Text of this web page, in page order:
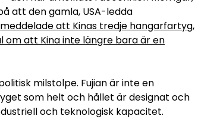
att den gamla, USA-ledda
att Kinas tredje hangarfartyg,
om att Kina inte längre bara är en
milstolpe. Fujian är inte en
som helt och hållet är designat och
och teknologisk kapacitet.